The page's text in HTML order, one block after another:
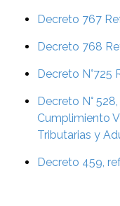
Decreto 767
Decreto 768
Decreto N°725
Decreto N°
Cumplimiento
Tributarias y
Decreto 459,